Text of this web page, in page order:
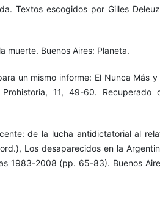
Textos escogidos por Gilles
muerte. Buenos Aires: Planeta.
un mismo informe: El Nunca Más y
11, 49-60. Recuperado
de la lucha antidictatorial al
Los desaparecidos en la
1983-2008 (pp. 65-83). Buenos